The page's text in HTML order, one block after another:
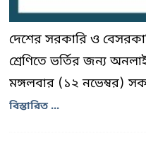
দেশের সরকারি ও
শ্রেণিতে ভর্তির জন্য
মঙ্গলবার (১২ নভেম্বর)
বিস্তারিত ...